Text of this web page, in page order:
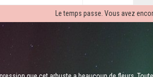
Le temps passe. Vous avez